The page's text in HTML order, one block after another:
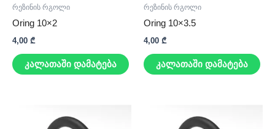
რეზინის რგოლი
Oring 10×2
4,00 ₾
კალათაში დამატება
რეზინის რგოლი
Oring 10×3.5
4,00 ₾
კალათაში დამატება